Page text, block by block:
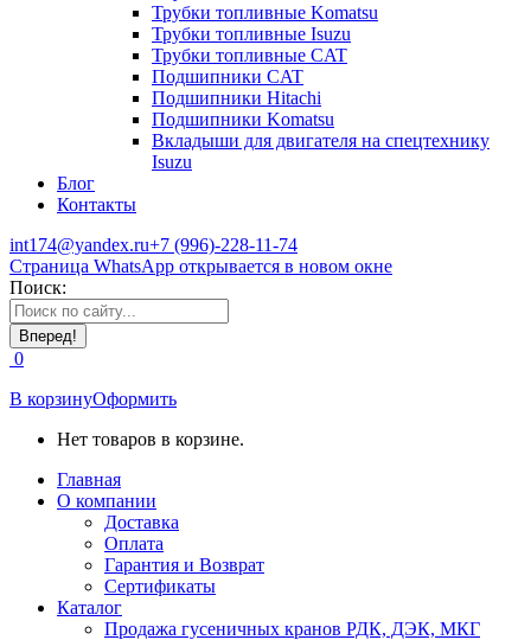
Трубки топливные Komatsu
Трубки топливные Isuzu
Трубки топливные CAT
Подшипники CAT
Подшипники Hitachi
Подшипники Komatsu
Вкладыши для двигателя на спецтехнику
Isuzu
Блог
Контакты
int174@yandex.ru+7 (996)-228-11-74
Страница WhatsApp открывается в новом окне
Поиск:
0
В корзинуОформить
Нет товаров в корзине.
Главная
О компании
Доставка
Оплата
Гарантия и Возврат
Сертификаты
Каталог
Продажа гусеничных кранов РДК, ДЭК, МКГ